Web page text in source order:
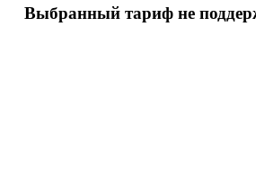
Выбранный тариф не